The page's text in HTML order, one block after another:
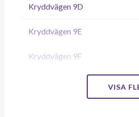
Kryddvägen 9D
Kryddvägen 9E
Kryddvägen 9F
VISA